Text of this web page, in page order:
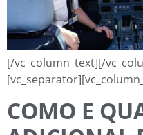
[/vc_column_text][/
COMO E